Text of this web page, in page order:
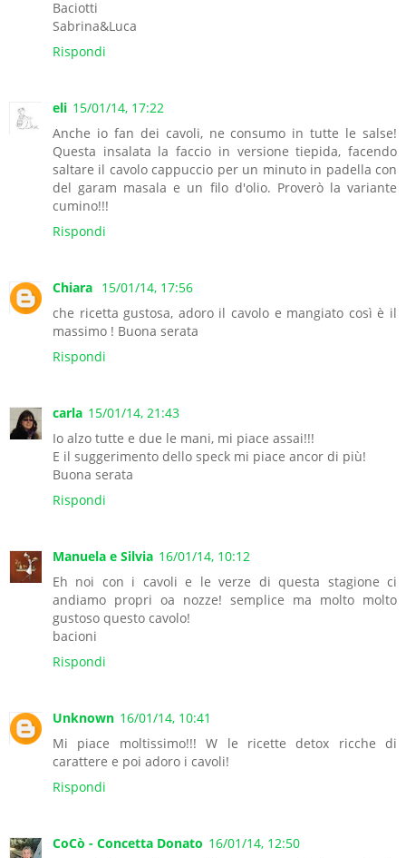
Baciotti
Sabrina&Luca
Rispondi
eli 15/01/14, 17:22
Anche io fan dei cavoli, ne consumo in tutte le salse!
Questa insalata la faccio in versione tiepida, facendo
saltare il cavolo cappuccio per un minuto in padella con
del garam masala e un filo d'olio. Proverò la variante
cumino!!!
Rispondi
Chiara 15/01/14, 17:56
che ricetta gustosa, adoro il cavolo e mangiato così è il
massimo ! Buona serata
Rispondi
carla 15/01/14, 21:43
Io alzo tutte e due le mani, mi piace assai!!!
E il suggerimento dello speck mi piace ancor di più!
Buona serata
Rispondi
Manuela e Silvia 16/01/14, 10:12
Eh noi con i cavoli e le verze di questa stagione ci
andiamo propri oa nozze! semplice ma molto molto
gustoso questo cavolo!
bacioni
Rispondi
Unknown 16/01/14, 10:41
Mi piace moltissimo!!! W le ricette detox ricche di
carattere e poi adoro i cavoli!
Rispondi
CoCò - Concetta Donato 16/01/14, 12:50